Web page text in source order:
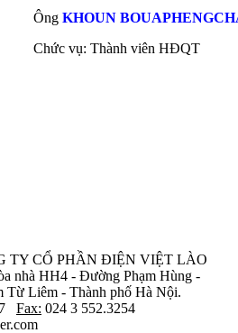
Ông KHOUN
Chức vụ: Thành viên HĐQT
TY CỔ PHẦN ĐIỆN VIỆT LÀO
nhà HH4 - Đường Phạm Hùng -
Từ Liêm - Thành phố Hà Nội.
Fax: 024 3 552.3254